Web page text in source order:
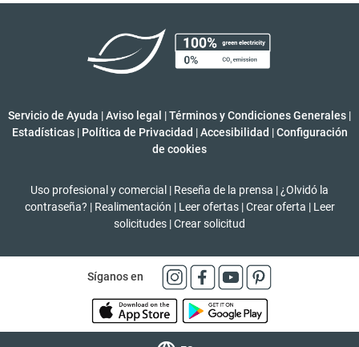
Servicio de Ayuda |Aviso legal |Términos y Condiciones Generales |
Estadísticas | Política de Privacidad | Accesibilidad | Configuración
de cookies
Uso profesional y comercial | Reseña de la prensa | ¿Olvidó la
contraseña? | Realimentación | Leer ofertas | Crear oferta | Leer
solicitudes |Crear solicitud
Síganos en